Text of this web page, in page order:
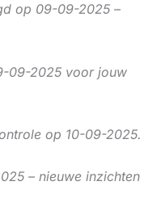
op 09-09-2025 –
09-2025 voor jouw
op 10-09-2025.
– nieuwe inzichten